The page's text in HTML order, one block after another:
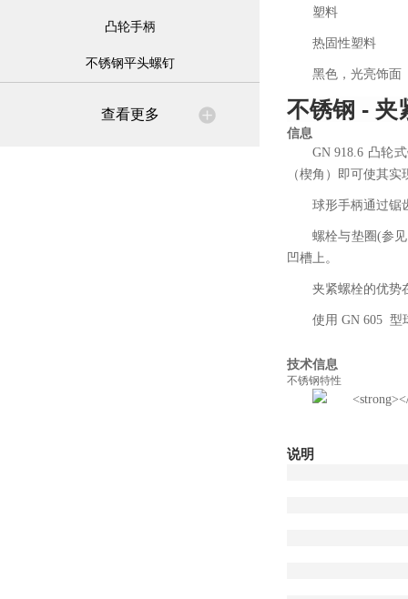
凸轮手柄
不锈钢平头螺钉
查看更多
塑料
热固性塑料
黑色，光亮饰面
不锈钢 - 夹
信息
GN 918.6 凸轮
（楔角）即可使其实
球形手柄通过锯
螺栓与垫圈(参
凹槽上。
夹紧螺栓的优势
使用 GN 605 型
技术信息
不锈钢特性
说明